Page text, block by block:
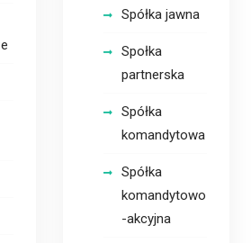
Spółka jawna
Społka
partnerska
Spółka
komandytowa
Spółka
komandytowo
-akcyjna